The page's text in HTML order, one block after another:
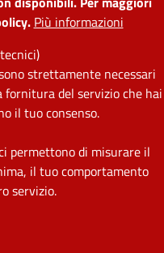
Più informazioni
strettamente necessari
del servizio che hai
il tuo consenso.
permettono di misurare il
il tuo comportamento
servizio.